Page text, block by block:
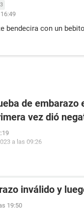
bendecira con un
de embarazo
vez dió
a las 09:26
inválido y
19:50